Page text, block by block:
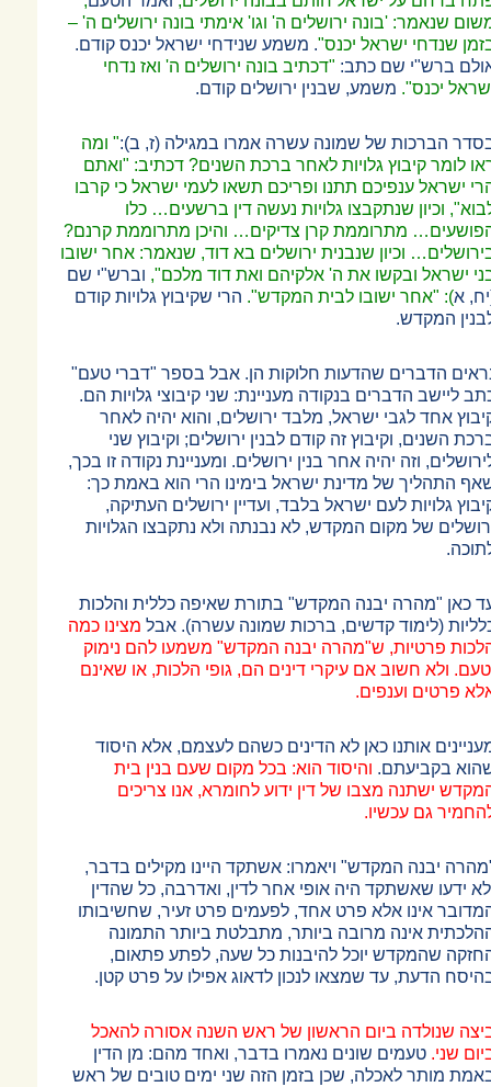
שנאמר: 'בונה ירושלים ה' וגו' אימתי בונה ירושלים ה' –
שנדחי ישראל יכנס". משמע שנידחי ישראל יכנס קודם.
ברש"י שם כתב: "דכתיב בונה ירושלים ה' ואז נדחי
יכנס". משמע, שבנין ירושלים קודם.
הברכות של שמונה עשרה אמרו במגילה (ז, ב):" ומה
לומר קיבוץ גלויות לאחר ברכת השנים? דכתיב: "ואתם
ישראל ענפיכם תתנו ופריכם תשאו לעמי ישראל כי קרבו
וכיון שנתקבצו גלויות נעשה דין ברשעים… כלו
… מתרוממת קרן צדיקים… והיכן מתרוממת קרנם?
… וכיון שנבנית ירושלים בא דוד, שנאמר: אחר ישובו
ישראל ובקשו את ה' אלקיהם ואת דוד מלכם", וברש"י שם
א): "אחר ישובו לבית המקדש". הרי שקיבוץ גלויות קודם
המקדש.
הדברים שהדעות חלוקות הן. אבל בספר "דברי טעם"
ליישב הדברים בנקודה מעניינת: שני קיבוצי גלויות הם.
אחד לגבי ישראל, מלבד ירושלים, והוא יהיה לאחר
השנים, וקיבוץ זה קודם לבנין ירושלים; וקיבוץ שני
וזה יהיה אחר בנין ירושלים. ומעניינת נקודה זו בכך,
התהליך של מדינת ישראל בימינו הרי הוא באמת כך:
גלויות לעם ישראל בלבד, ועדיין ירושלים העתיקה,
של מקום המקדש, לא נבנתה ולא נתקבצו הגלויות
כאן "מהרה יבנה המקדש" בתורת שאיפה כללית והלכות
(לימוד קדשים, ברכות שמונה עשרה). אבל מצינו כמה
פרטיות, ש"מהרה יבנה המקדש" משמעו להם נימוק
ולא חשוב אם עיקרי דינים הם, גופי הלכות, או שאינם
פרטים וענפים.
אותנו כאן לא הדינים כשהם לעצמם, אלא היסוד
בקביעתם. והיסוד הוא: בכל מקום שעם בנין בית
ישתנה מצבו של דין ידוע לחומרא, אנו צריכים
גם עכשיו.
יבנה המקדש" ויאמרו: אשתקד היינו מקילים בדבר,
ידעו שאשתקד היה אופי אחר לדין, ואדרבה, כל שהדין
אינו אלא פרט אחד, לפעמים פרט זעיר, שחשיבותו
אינה מרובה ביותר, מתבלטת ביותר התמונה
שהמקדש יוכל להיבנות כל שעה, לפתע פתאום,
הדעת, עד שמצאו לנכון לדאוג אפילו על פרט קטן.
שנולדה ביום הראשון של ראש השנה אסורה להאכל
שני. טעמים שונים נאמרו בדבר, ואחד מהם: מן הדין
מותר לאכלה, שכן בזמן הזה שני ימים טובים של ראש